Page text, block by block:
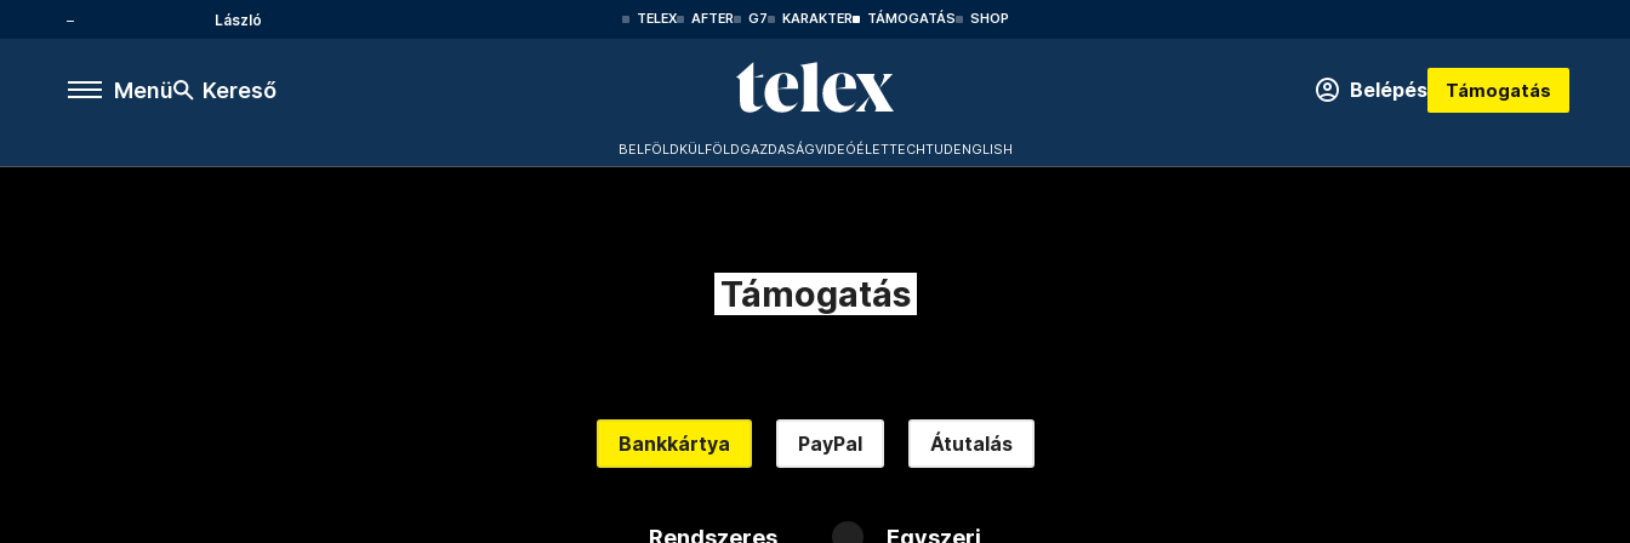
László TELEX AFTER G7 KARAKTER TÁMOGATÁS SHOP
Menü Kereső Belépés Támogatás
BELFÖLDKÜLFÖLDGAZDASÁGVIDEÓÉLETTECHTUDENGLISH
Támogatás
Bankkártya PayPal Átutalás
Rendszeres Egyszeri